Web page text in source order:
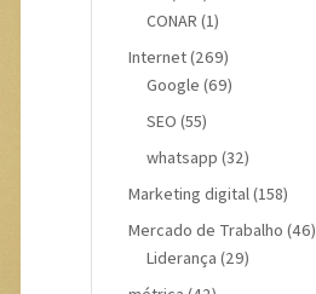
CONAR (1)
Internet(269)
Google (69)
SEO (55)
whatsapp (32)
Marketing digital(158)
Mercado de Trabalho (46)
Liderança (29)